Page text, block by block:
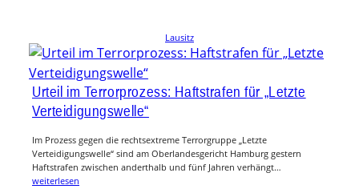
Lausitz
Urteil im Terrorprozess: Haftstrafen für „Letzte
Verteidigungswelle“
Im Prozess gegen die rechtsextreme Terrorgruppe „Letzte
Verteidigungswelle“ sind am Oberlandesgericht Hamburg gestern
Haftstrafen zwischen anderthalb und fünf Jahren verhängt…
weiterlesen